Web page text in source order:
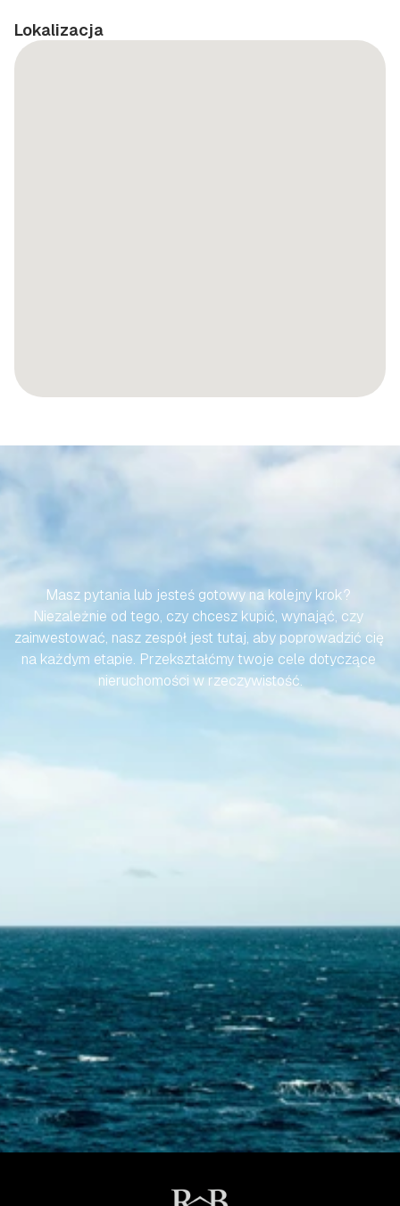
Lokalizacja
BEZWYSIŁKOWA
Masz pytania lub jesteś gotowy na kolejny krok?
Niezależnie od tego, czy chcesz kupić, wynająć, czy
zainwestować, nasz zespół jest tutaj, aby poprowadzić cię
na każdym etapie. Przekształćmy twoje cele dotyczące
nieruchomości w rzeczywistość.
Skontaktuj się z nami